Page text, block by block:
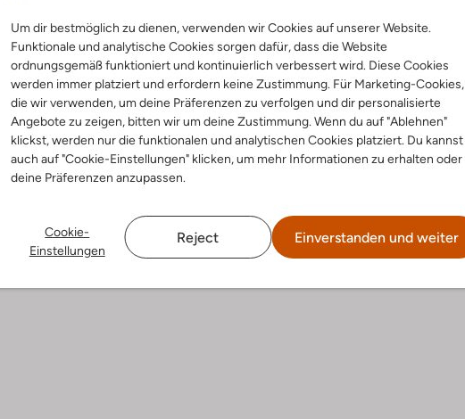
Um dir bestmöglich zu dienen, verwenden wir Cookies auf unserer Website.
Funktionale und analytische Cookies sorgen dafür, dass die Website
ordnungsgemäß funktioniert und kontinuierlich verbessert wird. Diese Cookies
werden immer platziert und erfordern keine Zustimmung. Für Marketing-Cookies,
die wir verwenden, um deine Präferenzen zu verfolgen und dir personalisierte
Angebote zu zeigen, bitten wir um deine Zustimmung. Wenn du auf "Ablehnen"
klickst, werden nur die funktionalen und analytischen Cookies platziert. Du kannst
auch auf "Cookie-Einstellungen" klicken, um mehr Informationen zu erhalten oder
deine Präferenzen anzupassen.
Cookie-
Einstellungen
Reject Einverstanden und weiter
Letzter Artikel
-50%
Sorel
Schnürboots
€ 149,95 € 74,99
Letzter Artikel
-50%
Sorel
Snowboots
€ 209,95 € 104,99